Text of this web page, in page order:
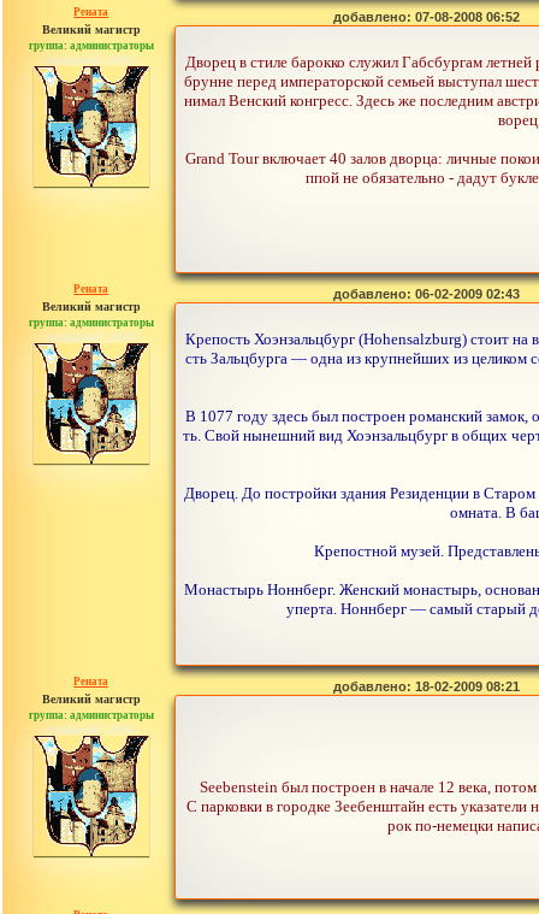
Рената
Великий магистр
группа: администраторы
сообщений: 30442
добавлено: 07-08-2008 06:52
Дворец в стиле барокко служил Габсбургам
брунне перед императорской семьей выступал
нимал Венский конгресс. Здесь же последним
Grand Tour включает 40 залов дворца: личные
ппой не обязательно - дадут
Рената
Великий магистр
группа: администраторы
сообщений: 30442
добавлено: 06-02-2009 02:43
Крепость Хоэнзальцбург (Hohensalzburg) стоит
сть Зальцбурга — одна из крупнейших из целиком
В 1077 году здесь был построен романский замок,
ть. Свой нынешний вид Хоэнзальцбург в общих
Дворец. До постройки здания Резиденции в
омната. В
Крепостной музей.
Монастырь Ноннберг. Женский монастырь,
уперта. Ноннберг — самый старый
Рената
Великий магистр
группа: администраторы
сообщений: 30442
добавлено: 18-02-2009 08:21
Seebenstein был построен в начале 12 века,
С парковки в городке Зеебенштайн есть
рок по-немецки